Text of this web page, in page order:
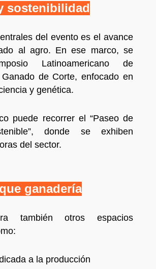
sostenibilidad
del evento es el avance
al agro. En ese marco, se
Latinoamericano de
de Corte, enfocado en
y genética.
puede recorrer el “Paseo de
donde se exhiben
del sector.
ganadería
también otros espacios
a la producción